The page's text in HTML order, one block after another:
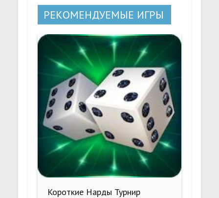
РЕКОМЕНДУЕМЫЕ ИГРЫ
Короткие Нарды Турнир